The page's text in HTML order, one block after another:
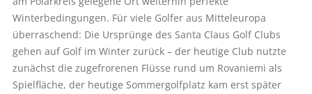
Winterbedingungen. Für viele Golfer aus Mitteleuropa
überraschend: Die Ursprünge des Santa Claus Golf Clubs
gehen auf Golf im Winter zurück – der heutige Club nutzte
zunächst die zugefrorenen Flüsse rund um Rovaniemi als
Spielfläche, der heutige Sommergolfplatz kam erst später